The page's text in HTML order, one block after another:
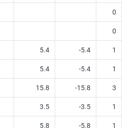
0
0
5.4 -5.4 1
5.4 -5.4 1
15.8 -15.8 3
3.5 -3.5 1
5.8 -5.8 1